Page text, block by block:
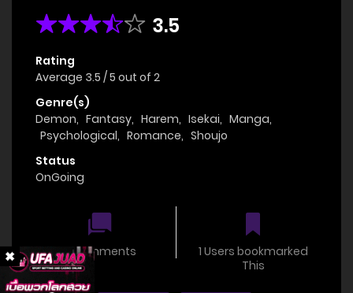
3.5
Rating
Average 3.5 /5 out of 2
Genre(s)
Demon, Fantasy, Harem, Isekai, Manga,
Psychological, Romance, Shoujo
Status
OnGoing
0 comments
1 Users bookmarked
This